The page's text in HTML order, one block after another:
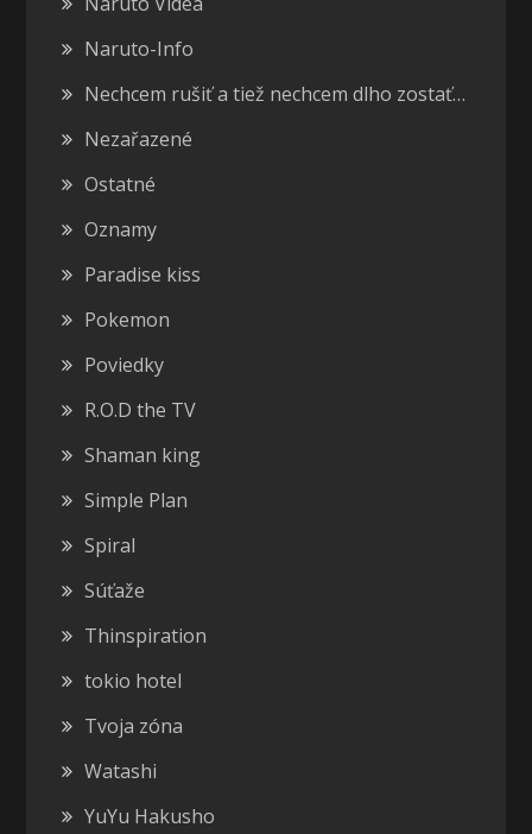
Naruto-Info
Nechcem rušiť a tiež nechcem dlho zostať…
Nezařazené
Ostatné
Oznamy
Paradise kiss
Pokemon
Poviedky
R.O.D the TV
Shaman king
Simple Plan
Spiral
Súťaže
Thinspiration
tokio hotel
Tvoja zóna
Watashi
YuYu Hakusho